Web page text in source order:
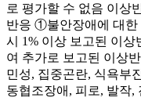
로 평가할 수 없음 이상
반응 ①불안장애에 대한
시 1% 이상 보고된 이
여 추가로 보고된 이상
민성, 집중곤란, 식욕부
동협조장애, 피로, 발작,